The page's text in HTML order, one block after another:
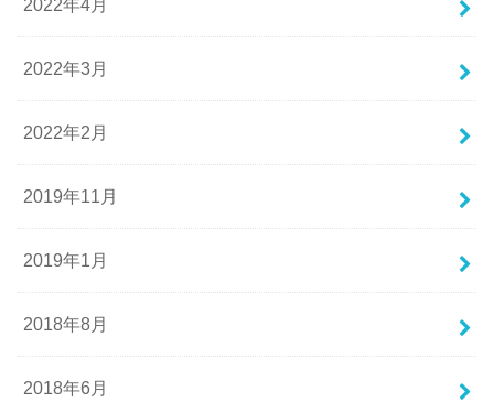
2022年4月
2022年3月
2022年2月
2019年11月
2019年1月
2018年8月
2018年6月